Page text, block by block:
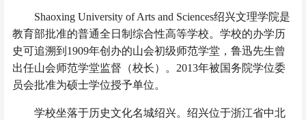
Shaoxing University of Arts and Sciences绍兴文理学院是
教育部批准的普通全日制综合性高等学校。学校的办学历
史可追溯到 1909年创办的山会初级师范学堂，鲁迅先生曾
出任山会师范学堂监督（校长）。2013年被国务院学位委
员会批准为硕士学位授予单位。
学校坐落于历史文化名城绍兴。绍兴位于浙江省中北